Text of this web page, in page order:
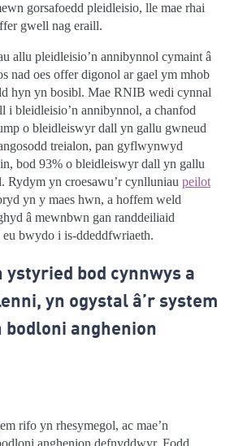
gorsafoedd pleidleisio, lle mae rhai
gwell nag eraill.
allu pleidleisio’n annibynnol cymaint â
nad oes offer digonol ar gael ym mhob
hyn yn bosibl. Mae RNIB wedi cynnal
i bleidleisio’n annibynnol, a chanfod
o bleidleiswyr dall yn gallu gwneud
treialon, pan gyflwynwyd
bod 93% o bleidleiswyr dall yn gallu
Rydym yn croesawu’r cynlluniau peilot
yn y maes hwn, a hoffem weld
â mewnbwn gan randdeiliaid
bwydo i is-ddeddfwriaeth.
ystyried bod cynnwys a
yn ogystal â’r system
bodloni anghenion
rifo yn rhesymegol, ac mae’n
anghenion defnyddwyr. Fodd